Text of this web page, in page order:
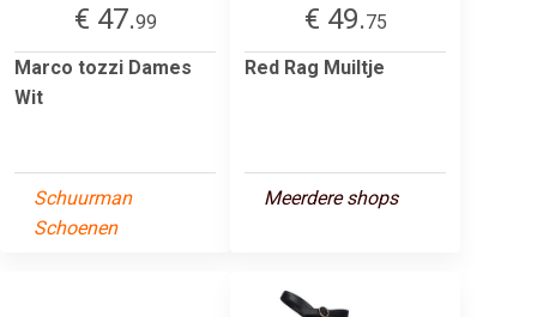
€ 47.99
Marco tozzi Dames
Wit
Schuurman
Schoenen
€ 49.75
Red Rag Muiltje
Meerdere shops